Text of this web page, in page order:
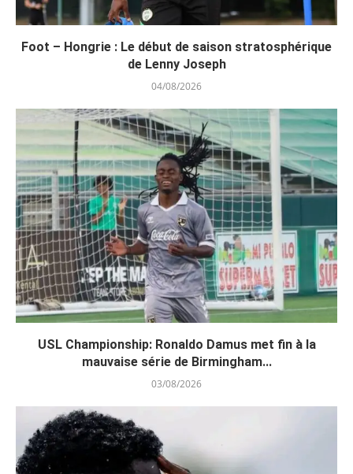
Foot – Hongrie : Le début de saison stratosphérique
de Lenny Joseph
04/08/2026
USL Championship: Ronaldo Damus met fin à la
mauvaise série de Birmingham...
03/08/2026